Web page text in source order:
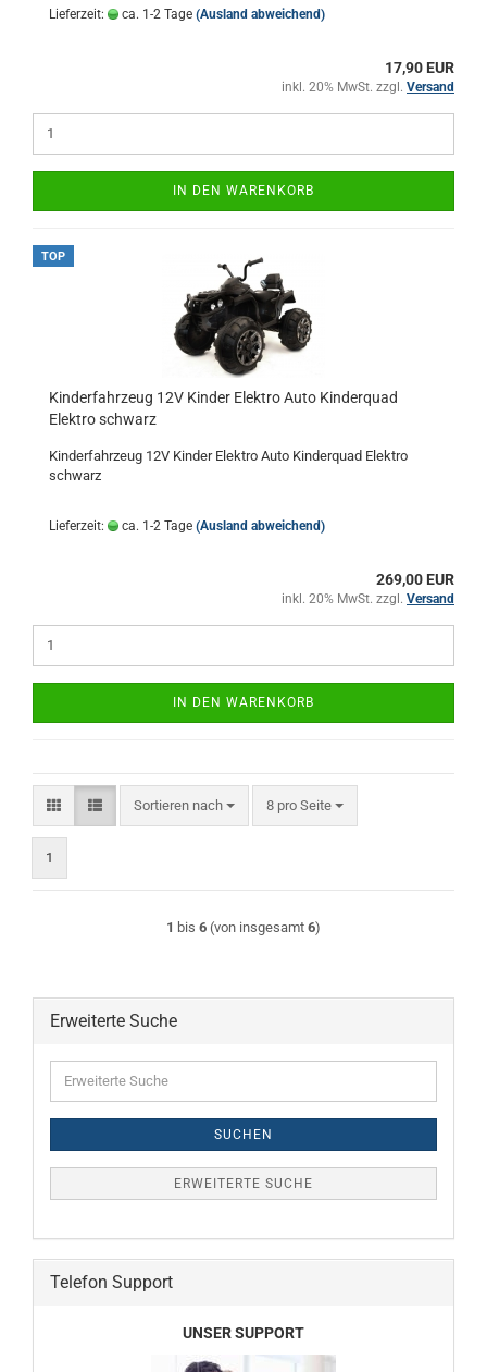
Lieferzeit: ca. 1-2 Tage (Ausland abweichend)
17,90 EUR
inkl. 20% MwSt. zzgl. Versand
IN DEN WARENKORB
TOP
Kinderfahrzeug 12V Kinder Elektro Auto Kinderquad
Elektro schwarz
Kinderfahrzeug 12V Kinder Elektro Auto Kinderquad Elektro
schwarz
Lieferzeit: ca. 1-2 Tage (Ausland abweichend)
269,00 EUR
inkl. 20% MwSt. zzgl. Versand
IN DEN WARENKORB
Sortieren nach
Sortieren nach 8 pro Seite
pro Seite
1
1 bis 6 (von insgesamt 6)
Erweiterte Suche
Suche
SUCHEN
ERWEITERTE SUCHE
Telefon Support
UNSER SUPPORT